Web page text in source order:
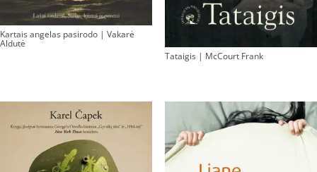
Kartais angelas pasirodo | Vakarė
Aldutė
Tataigis | McCourt Frank